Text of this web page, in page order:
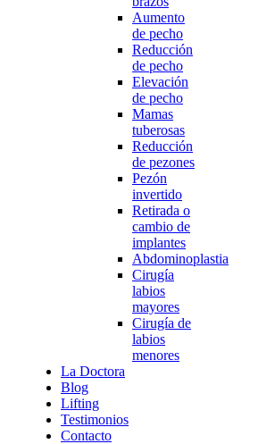
Aumento
de pecho
Reducción
de pecho
Elevación
de pecho
Mamas
tuberosas
Reducción
de pezones
Pezón
invertido
Retirada o
cambio de
implantes
Abdominoplastia
Cirugía
labios
mayores
Cirugía de
labios
menores
La Doctora
Blog
Lifting
Testimonios
Contacto